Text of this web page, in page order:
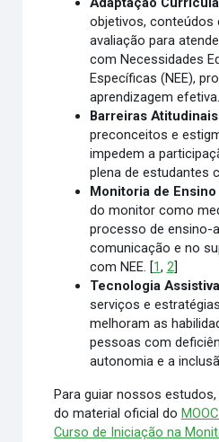
objetivos, conteúdos
avaliação para
com Necessidades
Específicas (NEE),
aprendizagem efetiva.
Barreiras
preconceitos e
impedem a
plena de estudantes
Monitoria de
do monitor como
processo de ensino-
comunicação e no
com NEE. [1, 2]
Tecnologia
serviços e
melhoram as
pessoas com
autonomia e a
Para guiar nossos
do material oficial do
Curso de Iniciação na